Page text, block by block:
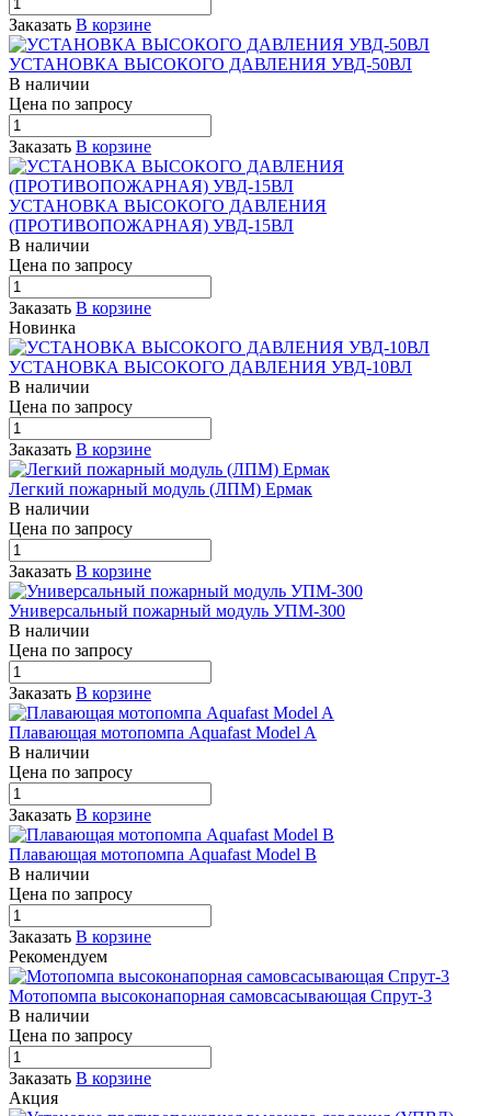
Заказать В корзине
УСТАНОВКА ВЫСОКОГО ДАВЛЕНИЯ УВД-50ВЛ
В наличии
Цена по запросу
Заказать В корзине
УСТАНОВКА ВЫСОКОГО ДАВЛЕНИЯ
(ПРОТИВОПОЖАРНАЯ) УВД-15ВЛ
В наличии
Цена по запросу
Заказать В корзине
Новинка
УСТАНОВКА ВЫСОКОГО ДАВЛЕНИЯ УВД-10ВЛ
В наличии
Цена по запросу
Заказать В корзине
Легкий пожарный модуль (ЛПМ) Ермак
В наличии
Цена по запросу
Заказать В корзине
Универсальный пожарный модуль УПМ-300
В наличии
Цена по запросу
Заказать В корзине
Плавающая мотопомпа Aquafast Model A
В наличии
Цена по запросу
Заказать В корзине
Плавающая мотопомпа Aquafast Model B
В наличии
Цена по запросу
Заказать В корзине
Рекомендуем
Мотопомпа высоконапорная самовсасывающая Спрут-3
В наличии
Цена по запросу
Заказать В корзине
Акция